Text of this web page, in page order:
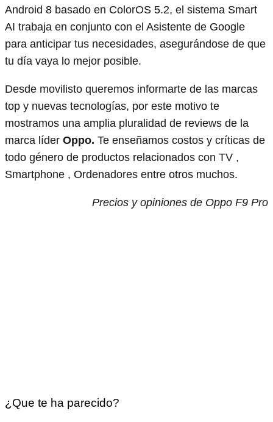
Android 8 basado en ColorOS 5.2, el sistema Smart
AI trabaja en conjunto con el Asistente de Google
para anticipar tus necesidades, asegurándose de que
tu día vaya lo mejor posible.
Desde movilisto queremos informarte de las marcas
top y nuevas tecnologías, por este motivo te
mostramos una amplia pluralidad de reviews de la
marca líder Oppo. Te enseñamos costos y críticas de
todo género de productos relacionados con TV ,
Smartphone , Ordenadores entre otros muchos.
Precios y opiniones de Oppo F9 Pro
¿Que te ha parecido?